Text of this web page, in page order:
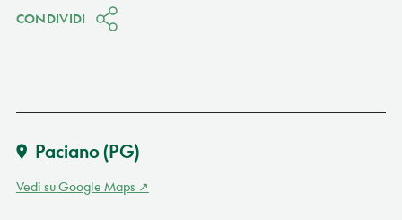
CONDIVIDI
Paciano(PG)
Vedi su Google Maps